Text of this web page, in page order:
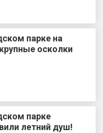
парке на
осколки
парке
летний душ!